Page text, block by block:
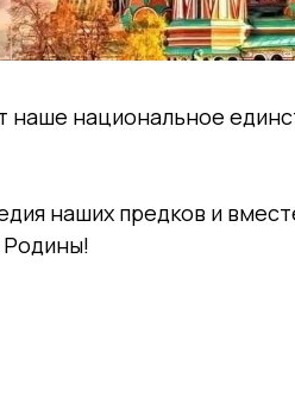
наше национальное
наших предков и
Родины!